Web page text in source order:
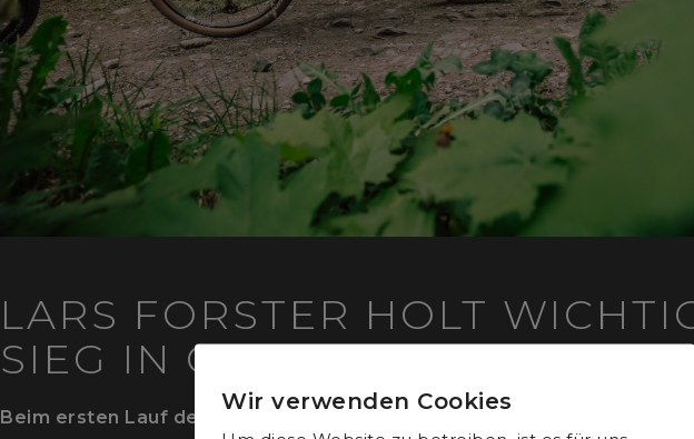
LARS FORSTER HOLT
SIEG IN CHUR
Beim ersten Lauf der ÖKK Bike Revolution in Chur holte sich Lars
Wir verwenden Cookies